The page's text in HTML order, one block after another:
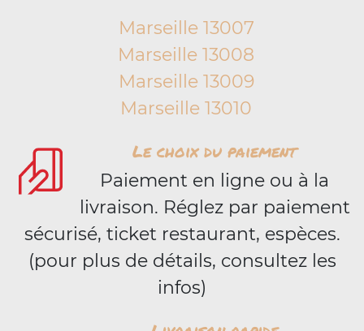
Marseille 13007
Marseille 13008
Marseille 13009
Marseille 13010
Le choix du paiement
Paiement en ligne ou à la
livraison. Réglez par paiement
sécurisé, ticket restaurant, espèces.
(pour plus de détails, consultez les
infos)